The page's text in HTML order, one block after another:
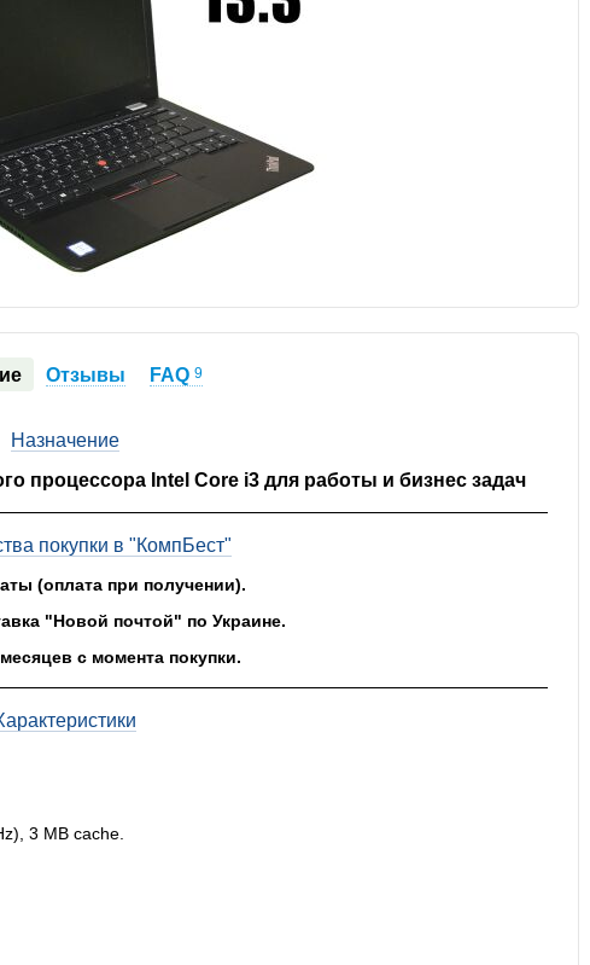
Отзывы FAQ9
Назначение
процессора Intel Core i3 для работы и бизнес задач
покупки в "КомпБест"
(оплата при получении).
"Новой почтой" по Украине.
с момента покупки.
3 MB cache.